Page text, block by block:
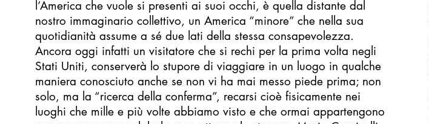
l’America che vuole si presenti ai suoi occhi, è quella distante dal
nostro immaginario collettivo, un America “minore” che nella sua
quotidianità assume a sé due lati della stessa consapevolezza.
Ancora oggi infatti un visitatore che si rechi per la prima volta negli
Stati Uniti, conserverà lo stupore di viaggiare in un luogo in qualche
maniera conosciuto anche se non vi ha mai messo piede prima; non
solo, ma la “ricerca della conferma”, recarsi cioè fisicamente nei
luoghi che mille e più volte abbiamo visto e che ormai appartengono